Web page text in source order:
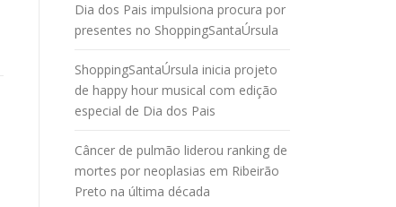
Dia dos Pais impulsiona procura por
presentes no ShoppingSantaÚrsula
ShoppingSantaÚrsula inicia projeto
de happy hour musical com edição
especial de Dia dos Pais
Câncer de pulmão liderou ranking de
mortes por neoplasias em Ribeirão
Preto na última década